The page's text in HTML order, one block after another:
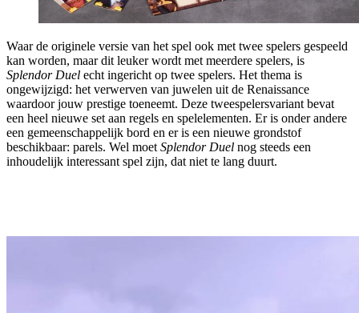
Waar de originele versie van het spel ook met twee spelers gespeeld
kan worden, maar dit leuker wordt met meerdere spelers, is
Splendor Duel echt ingericht op twee spelers. Het thema is
ongewijzigd: het verwerven van juwelen uit de Renaissance
waardoor jouw prestige toeneemt. Deze tweespelersvariant bevat
een heel nieuwe set aan regels en spelelementen. Er is onder andere
een gemeenschappelijk bord en er is een nieuwe grondstof
beschikbaar: parels. Wel moet Splendor Duel nog steeds een
inhoudelijk interessant spel zijn, dat niet te lang duurt.